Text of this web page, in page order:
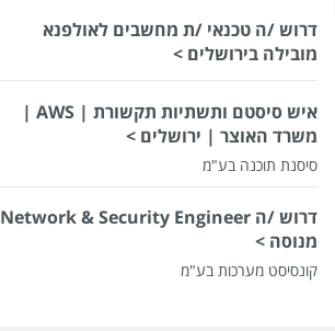
דרוש /ה טכנאי /ת מחשבים לאולפנא
מובילה בירושלים >
איש סיסטם ותשתיות תקשורת | AWS |
משרד האוצר | ירושלים >
סיסנת תוכנה בע"מ
דרוש /ה Network & Security Engineer
מנוסה >
קונסיסט מערכות בע"מ